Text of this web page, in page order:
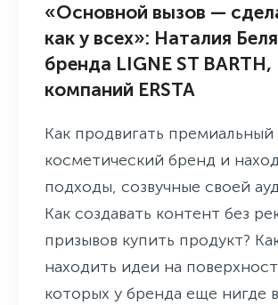
«Основной вызов —
как у всех»: Наталия
бренда LIGNE ST BARTH,
компаний ERSTA
Как продвигать премиальный
косметический бренд и
подходы, созвучные своей
Как создавать контент без
призывов купить продукт?
находить идеи на
которых у бренда еще нигде